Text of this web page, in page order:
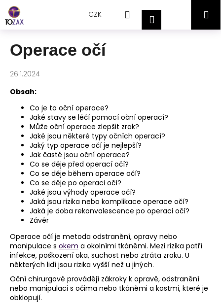
Přejít
obsah
CZK HledatPřihlášeníNákupní
Operace očí
26.1.2024
Obsah:
Co je to oční operace?
Jaké stavy se léčí pomocí oční operací?
Může oční operace zlepšit zrak?
Jaké jsou některé typy očních operací?
Jaký typ operace očí je nejlepší?
Jak časté jsou oční operace?
Co se děje před operací očí?
Co se děje během operace očí?
Co se děje po operaci očí?
Jaké jsou výhody operace očí?
Jaká jsou rizika nebo komplikace operace očí?
Jaká je doba rekonvalescence po operaci očí?
Závěr
Operace očí je metoda odstranění, opravy nebo
manipulace s okem a okolními tkáněmi. Mezi rizika patří
infekce, poškození oka, suchost nebo ztráta zraku. U
některých lidí jsou rizika vyšší než u jiných.
Oční chirurgové provádějí zákroky k opravě, odstranění
nebo manipulaci s očima nebo tkáněmi a kostmi, které je
obklopují.
o
C
p
o
a
j
í
t
?